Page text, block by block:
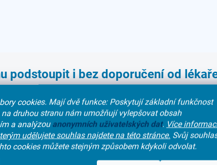
cookies. Mají dvě funkce: Poskytují základní funkčnost
druhou stranu nám umožňují vylepšovat obsah
a analýzou anonymních uživatelských dat. Více
udělujete souhlas najdete na této stránce. Svůj
cookies můžete stejným způsobem kdykoli odvolat.
podstoupit i bez doporučení od
například při opakovaných obtížích nebo preventivně.
ve vámi vybraném odběrovém pracovišti.